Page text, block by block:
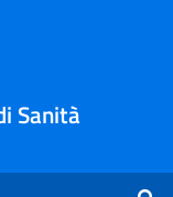
Sanità